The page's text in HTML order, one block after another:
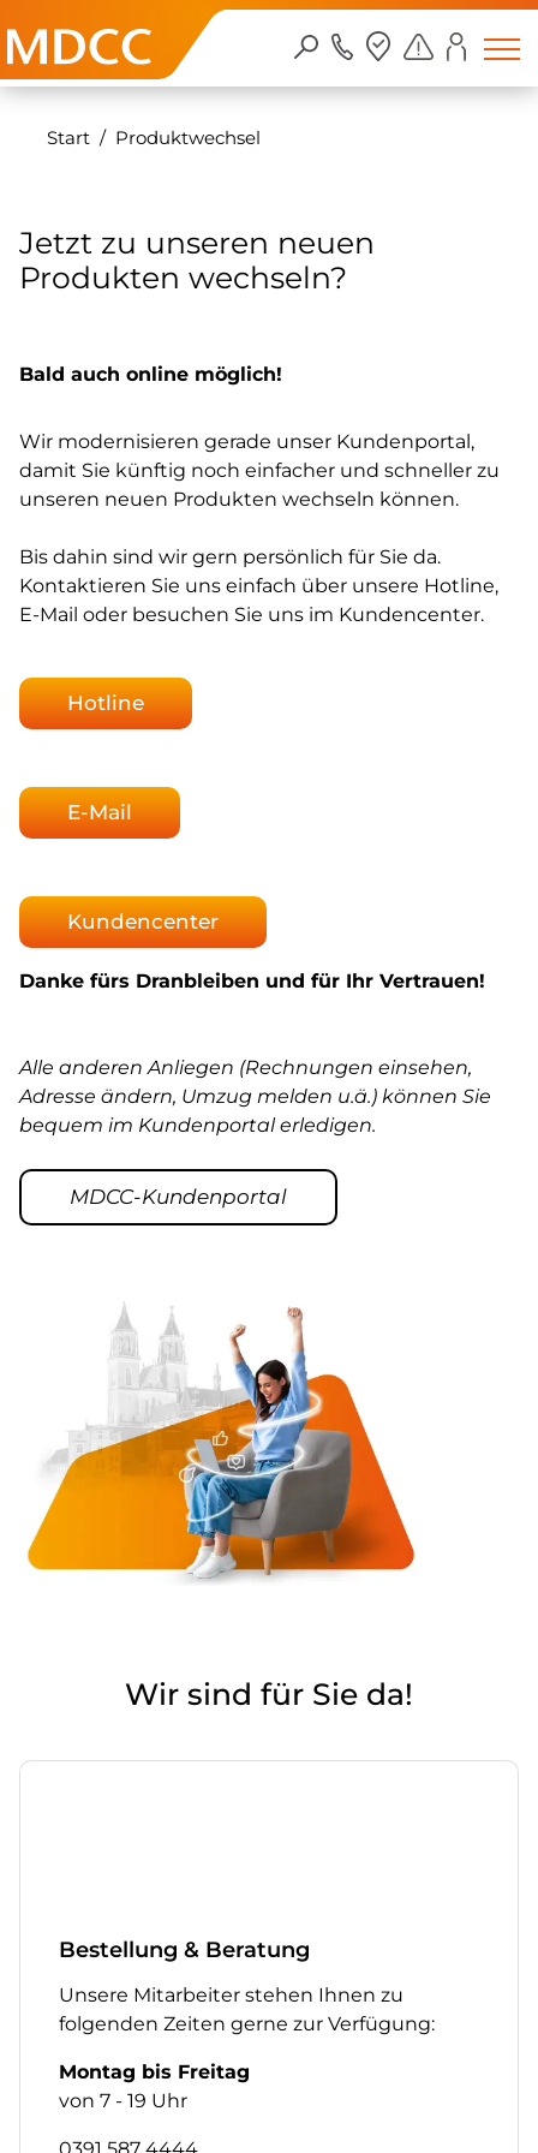
Zum Inhalt springen
Start Produktwechsel
Jetzt zu unseren neuen
Produkten wechseln?
Bald auch online möglich!
Wir modernisieren gerade unser Kundenportal,
damit Sie künftig noch einfacher und schneller zu
unseren neuen Produkten wechseln können.
Bis dahin sind wir gern persönlich für Sie da.
Kontaktieren Sie uns einfach über unsere Hotline,
E-Mail oder besuchen Sie uns im Kundencenter.
Hotline
E-Mail
Kundencenter
Danke fürs Dranbleiben und für Ihr Vertrauen!
Alle anderen Anliegen (Rechnungen einsehen,
Adresse ändern, Umzug melden u.ä.) können Sie
bequem im Kundenportal erledigen.
MDCC-Kundenportal
Wir sind für Sie da!
Bestellung & Beratung
Unsere Mitarbeiter stehen Ihnen zu
folgenden Zeiten gerne zur Verfügung:
Montag bis Freitag
von 7 - 19 Uhr